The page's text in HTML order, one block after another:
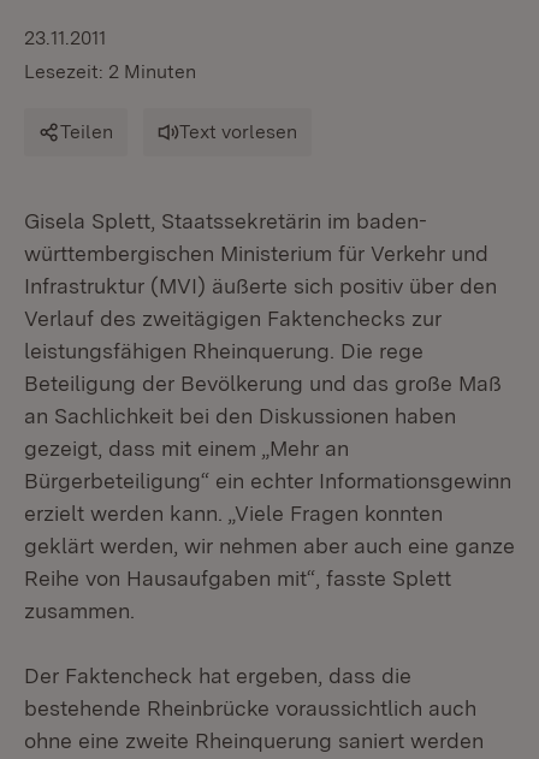
23.11.2011
Lesezeit: 2 Minuten
Teilen Text vorlesen
Gisela Splett, Staatssekretärin im baden-
württembergischen Ministerium für Verkehr und
Infrastruktur (MVI) äußerte sich positiv über den
Verlauf des zweitägigen Faktenchecks zur
leistungsfähigen Rheinquerung. Die rege
Beteiligung der Bevölkerung und das große Maß
an Sachlichkeit bei den Diskussionen haben
gezeigt, dass mit einem „Mehr an
Bürgerbeteiligung“ ein echter Informationsgewinn
erzielt werden kann. „Viele Fragen konnten
geklärt werden, wir nehmen aber auch eine ganze
Reihe von Hausaufgaben mit“, fasste Splett
zusammen.
Der Faktencheck hat ergeben, dass die
bestehende Rheinbrücke voraussichtlich auch
ohne eine zweite Rheinquerung saniert werden